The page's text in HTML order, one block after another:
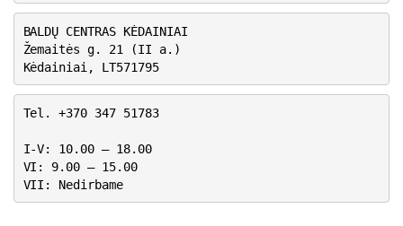
BALDŲ CENTRAS KĖDAINIAI
Žemaitės g. 21 (II a.)
Kėdainiai, LT571795
Tel. +370 347 51783
I-V: 10.00 – 18.00
VI: 9.00 – 15.00
VII: Nedirbame